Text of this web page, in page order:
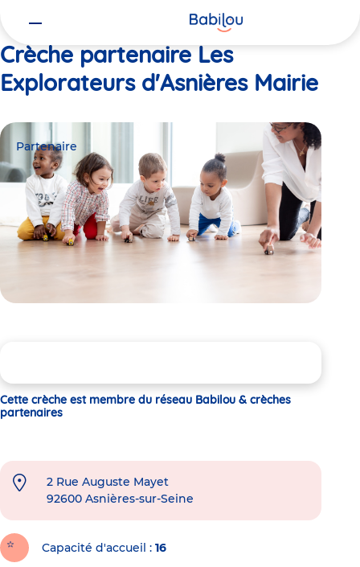
Crèche partenaire Les
Explorateurs d'Asnières Mairie
Partenaire
Cette crèche est membre du réseau Babilou & crèches
partenaires
2 Rue Auguste Mayet
92600 Asnières-sur-Seine
Capacité d'accueil 16